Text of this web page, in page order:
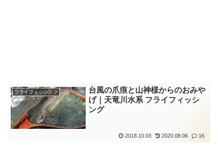
フライフィッシング
台風の爪痕と山神様からのおみや
げ｜天竜川水系 フライフィッシ
ング
2018.10.03 2020.08.06 16